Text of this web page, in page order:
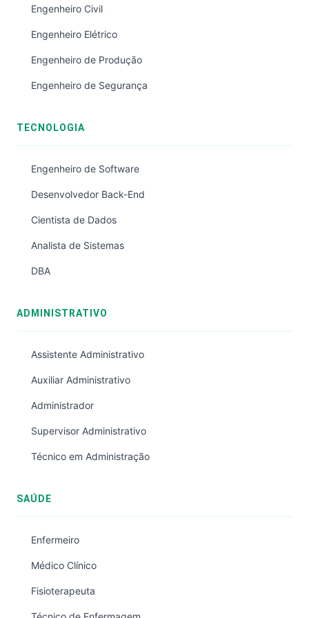
Engenheiro Civil
Engenheiro Elétrico
Engenheiro de Produção
Engenheiro de Segurança
TECNOLOGIA
Engenheiro de Software
Desenvolvedor Back-End
Cientista de Dados
Analista de Sistemas
DBA
ADMINISTRATIVO
Assistente Administrativo
Auxiliar Administrativo
Administrador
Supervisor Administrativo
Técnico em Administração
SAÚDE
Enfermeiro
Médico Clínico
Fisioterapeuta